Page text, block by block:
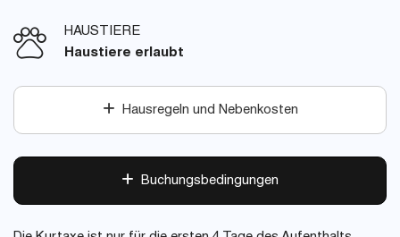
HAUSTIERE
Haustiere erlaubt
Hausregeln und Nebenkosten
Buchungsbedingungen